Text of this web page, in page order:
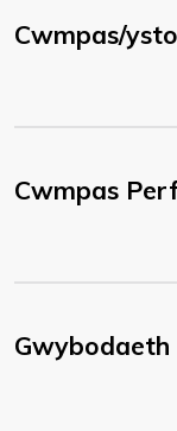
Cwmpas/
Cwmpas
Gwybodaeth